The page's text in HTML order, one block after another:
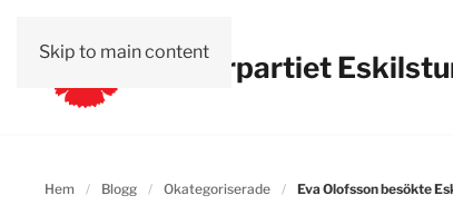
Skip to main contentVänsterpartiet
Hem Blogg Okategoriserade Eva Olofsson besökte